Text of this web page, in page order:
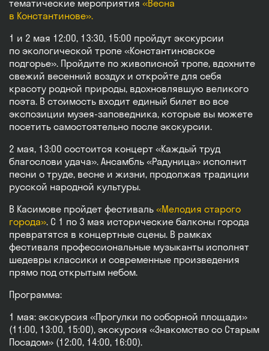
тематические мероприятия «Весна
в Константинове».
1 и 2 мая 12:00, 13:30, 15:00 пройдут экскурсии
по экологической тропе «Константиновское
подгорье». Пройдите по живописной тропе, вдохните
свежий весенний воздух и откройте для себя
красоту родной природы, вдохновлявшую великого
поэта. В стоимость входит единый билет во все
экспозиции музея-заповедника, которые вы можете
посетить самостоятельно после экскурсии.
2 мая, 13:00 состоится концерт «Каждый труд
благослови удача». Ансамбль «Радуница» исполнит
песни о труде, весне и жизни, продолжая традиции
русской народной культуры.
В Касимове пройдет фестиваль «Мелодия старого
города». С 1 по 3 мая исторические балконы города
превратятся в концертные сцены. В рамках
фестиваля профессиональные музыканты исполнят
шедевры классики и современные произведения
прямо под открытым небом.
Программа:
1 мая: экскурсия «Прогулки по соборной площади»
(11:00, 13:00, 15:00), экскурсия «Знакомство со Старым
Посадом» (12:00, 14:00, 16:00).